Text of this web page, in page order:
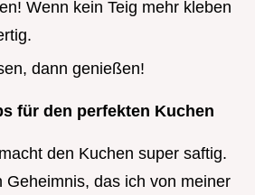
Wenn kein Teig mehr kleben
dann genießen!
für den perfekten Kuchen
macht den Kuchen super saftig.
Geheimnis, das ich von meiner